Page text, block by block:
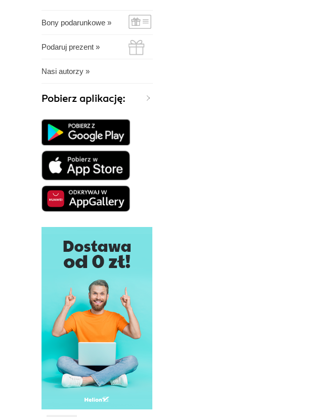
Bony podarunkowe »
Podaruj prezent »
Nasi autorzy »
Pobierz aplikację: